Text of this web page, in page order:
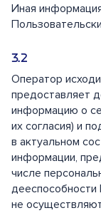
Иная
Оператор
предоставляет
информацию о
их согласия) и
в актуальном
информации,
числе
не